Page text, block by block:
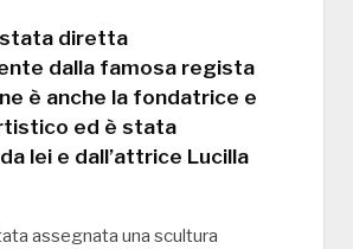
diretta
dalla famosa regista
è anche la fondatrice e
ed è stata
lei e dall’attrice Lucilla
assegnata una scultura